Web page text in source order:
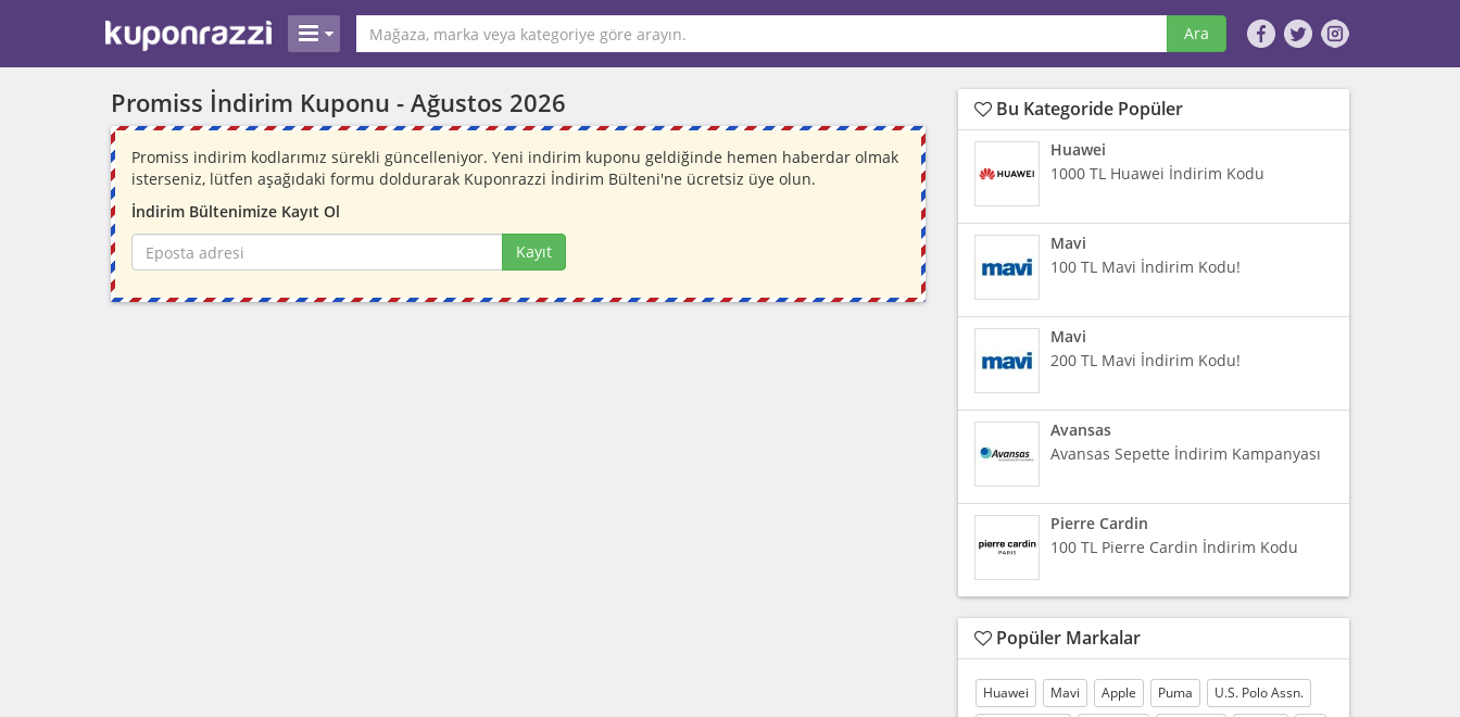
Ara
Promiss İndirim Kuponu - Ağustos 2026
Promiss indirim kodlarımız sürekli güncelleniyor. Yeni indirim kuponu geldiğinde hemen haberdar olmak
isterseniz, lütfen aşağıdaki formu doldurarak Kuponrazzi İndirim Bülteni'ne ücretsiz üye olun.
İndirim Bültenimize Kayıt Ol
Kayıt
Bu Kategoride Popüler
Huawei
1000 TL Huawei İndirim Kodu
Mavi
100 TL Mavi İndirim Kodu!
Mavi
200 TL Mavi İndirim Kodu!
Avansas
Avansas Sepette İndirim Kampanyası
Pierre Cardin
100 TL Pierre Cardin İndirim Kodu
Popüler Markalar
Huawei Mavi Apple Puma
U.S. Polo Assn.